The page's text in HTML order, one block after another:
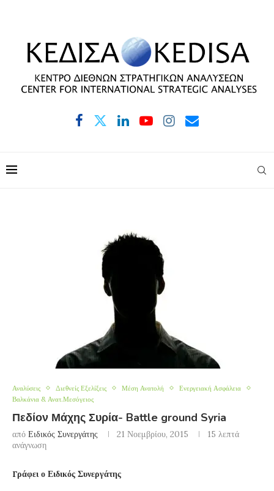
Αναλύσεις Διεθνείς Εξελίξεις Μέση Ανατολή
Ενεργειακή Ασφάλεια
Βαλκάνια & Ανατ.Μεσόγειος
Πεδίον Μάχης Συρία- Battle ground Syria
από Ειδικός Συνεργάτης 21 Νοεμβρίου, 2015
15 λεπτά
ανάγνωση
Γράφει ο Ειδικός Συνεργάτης